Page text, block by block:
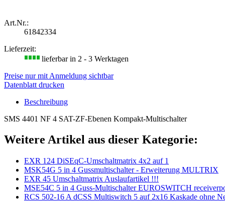
Art.Nr.:
61842334
Lieferzeit:
lieferbar in 2 - 3 Werktagen
Preise nur mit Anmeldung sichtbar
Datenblatt drucken
Beschreibung
SMS 4401 NF 4 SAT-ZF-Ebenen Kompakt-Multischalter
Weitere Artikel aus dieser Kategorie:
EXR 124 DiSEqC-Umschaltmatrix 4x2 auf 1
MSK54G 5 in 4 Gussmultischalter - Erweiterung MULTRIX
EXR 45 Umschaltmatrix Auslaufartikel !!!
MSE54C 5 in 4 Guss-Multischalter EUROSWITCH
RCS 502-16 A dCSS Multiswitch 5 auf 2x16 Kaskade ohne